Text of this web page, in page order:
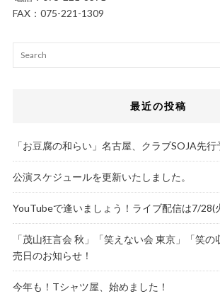
FAX：075-221-1309
最近の投稿
「お豆腐の和らい」名古屋、クラブSOJA先行
公演スケジュールを更新いたしました。
YouTubeで逢いましょう！ライブ配信は7/28(
「茂山狂言会 秋」「笑えない会 東京」「笑
売日のお知らせ！
今年も！Tシャツ屋、始めました！